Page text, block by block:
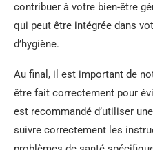
contribuer à votre bien-être
qui peut être intégrée dans
d’hygiène.
Au final, il est important de
être fait correctement pour
est recommandé d’utiliser
suivre correctement les